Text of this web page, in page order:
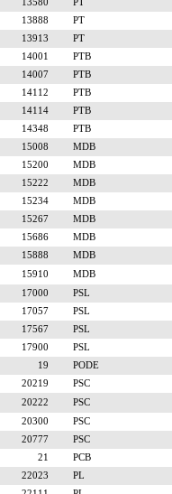
13580
PT
13888
PT
13913
PT
14001
PTB
14007
PTB
14112
PTB
14114
PTB
14348
PTB
15008
MDB
15200
MDB
15222
MDB
15234
MDB
15267
MDB
15686
MDB
15888
MDB
15910
MDB
17000
PSL
17057
PSL
17567
PSL
17900
PSL
19
PODE
20219
PSC
20222
PSC
20300
PSC
20777
PSC
21
PCB
22023
PL